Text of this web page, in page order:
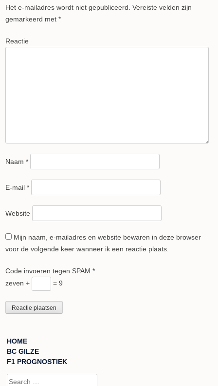
Het e-mailadres wordt niet gepubliceerd. Vereiste velden zijn
gemarkeerd met *
Reactie
Naam *
E-mail *
Website
Mijn naam, e-mailadres en website bewaren in deze browser
voor de volgende keer wanneer ik een reactie plaats.
Code invoeren tegen SPAM *
zeven +
= 9
HOME
BC GILZE
F1 PROGNOSTIEK
Search for: